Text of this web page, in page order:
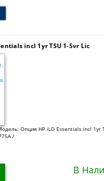
incl 1yr TSU 1-Svr Lic
Опция HP iLO Essentials incl 1yr
/
В